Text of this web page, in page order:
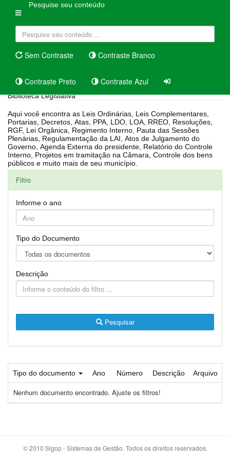
Pesquise seu conteúdo
Sem Contraste Contraste Branco
Contraste Preto Contraste Azul
Biblioteca Legislativa
Aqui você encontra as Leis Ordinárias, Leis Complementares,
Portarias, Decretos, Atas, PPA, LDO, LOA, RREO, Resoluções,
RGF, Lei Orgânica, Regimento Interno, Pauta das Sessões
Plenárias, Regulamentação da LAI, Atos de Julgamento do
Governo, Agenda Externa do presidente, Relatório do Controle
Interno, Projetos em tramitação na Câmara, Controle dos bens
públicos e muito mais de seu município.
Filtro
Informe o ano
Tipo do Documento
Descrição
Pesquisar
Tipo do documento Ano Número Descrição Arquivo
Nenhum documento encontrado. Ajuste os filtros!
© 2010 Sigop - Sistemas de Gestão. Todos os direitos reservados.